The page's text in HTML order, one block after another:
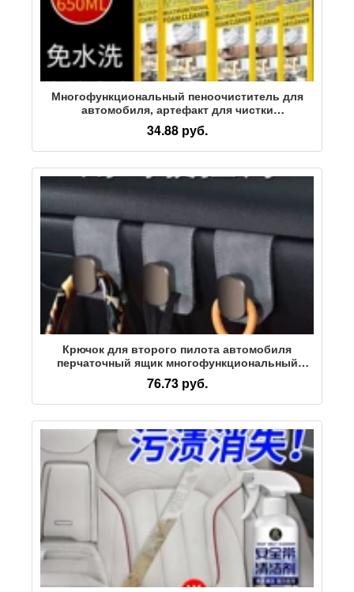
Многофункциональный пеноочиститель для
автомобиля, артефакт для чистки
автомобилей, универсальное потолочное
сиденье в салоне автомобиля, не поддающееся
мойке
34.88 руб.
Крючок для второго пилота автомобиля
перчаточный ящик многофункциональный
крючок для хранения автомобильных
принадлежностей крючок для хранения салона
автомобиля
76.73 руб.